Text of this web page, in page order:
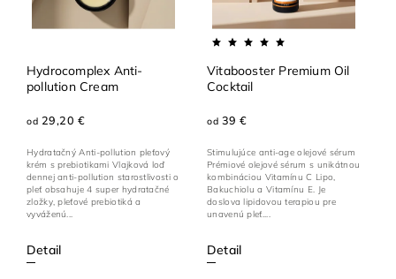
Hydrocomplex Anti-
pollution Cream
od 29,20 €
Detail
Hydratačný Anti-pollution pleťový
krém s prebiotikami Vlajková loď
dennej anti-pollution starostlivosti o
pleť obsahuje 4 super hydratačné
zložky, pleťové prebiotiká a
vyváženú...
Vitabooster Premium Oil
Cocktail
od 39 €
Detail
Stimulujúce anti-age olejové sérum
Prémiové olejové sérum s unikátnou
kombináciou Vitamínu C Lipo,
Bakuchiolu a Vitamínu E. Je
doslova lipidovou terapiou pre
unavenú pleť....